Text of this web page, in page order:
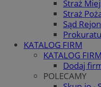
Straż
Straż
Sąd
KATALOG FIRM
KATALOG FIRM
Dodaj
POLECAMY